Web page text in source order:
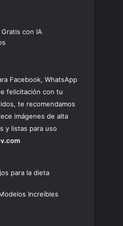
con IA
Facebook, WhatsApp
felicitación con tu
te recomendamos
imágenes de alta
y listas para uso
para la dieta
Increíbles